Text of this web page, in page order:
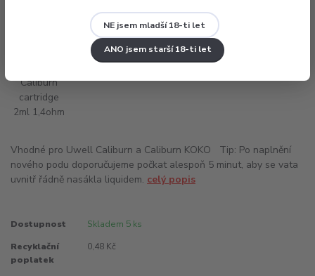
NE jsem mladší 18-ti let
ANO jsem starší 18-ti let
Vhodné pro Uwell Caliburn a Caliburn KOKO Tip: Po naplnění
nového podu doporučujeme počkat alespoň 5 minut, aby se vata
uvnitř řádně nasákla liquidem. celý popis
Dostupnost Skladem 5 ks
Recyklační
poplatek
0,48 Kč